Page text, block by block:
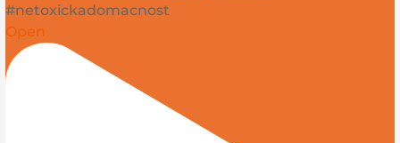
#netoxickadomacnost
Open